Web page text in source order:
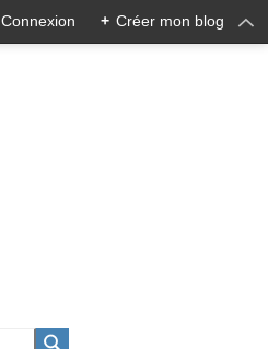
Connexion + Créer mon blog